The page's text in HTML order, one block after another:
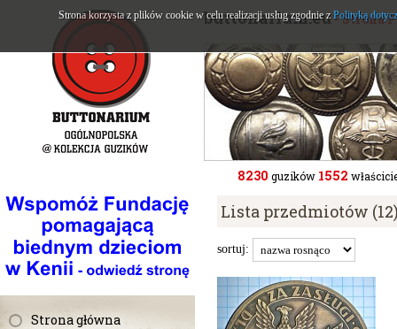
Strona główna
buttonarium.eu- Strona
8230 guzików 1552
Lista przedmiotów
sortuj:
Strona korzysta z plików cookie w celu realizacji usług zgodnie z Polityką